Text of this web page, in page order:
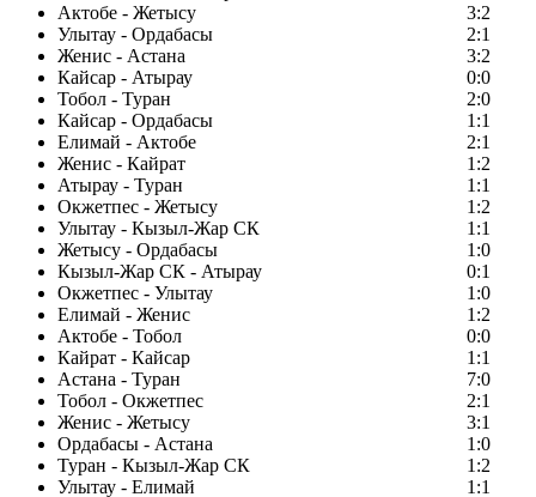
Актобе - Жетысу
3:2
Улытау - Ордабасы
2:1
Женис - Астана
3:2
Кайсар - Атырау
0:0
Тобол - Туран
2:0
Кайсар - Ордабасы
1:1
Елимай - Актобе
2:1
Женис - Кайрат
1:2
Атырау - Туран
1:1
Окжетпес - Жетысу
1:2
Улытау - Кызыл-Жар СК
1:1
Жетысу - Ордабасы
1:0
Кызыл-Жар СК - Атырау
0:1
Окжетпес - Улытау
1:0
Елимай - Женис
1:2
Актобе - Тобол
0:0
Кайрат - Кайсар
1:1
Астана - Туран
7:0
Тобол - Окжетпес
2:1
Женис - Жетысу
3:1
Ордабасы - Астана
1:0
Туран - Кызыл-Жар СК
1:2
Улытау - Елимай
1:1